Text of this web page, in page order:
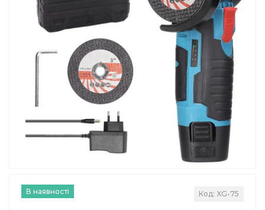
В наявності Код: XG-75